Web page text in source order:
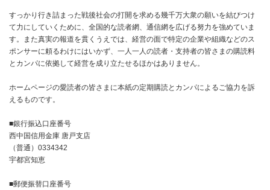
すっかり行き詰まった戦後社会の打開を求める幾千万大衆の願いを結びつけ
て力にしていくために、全国的な読者網、通信網を広げる努力を強めていま
す。また真実の報道を貫くうえでは、経営の面で特定の企業や組織などのス
ポンサーに頼るわけにはいかず、一人一人の読者・支持者の皆さまの購読料
とカンパに依拠して経営を成り立たせるほかはありません。
ホームページの愛読者の皆さまに本紙の定期購読とカンパによるご協力を訴
えるものです。
■銀行振込口座番号
西中国信用金庫 唐戸支店
（普通）0334342
宇都宮知恵
■郵便振替口座番号